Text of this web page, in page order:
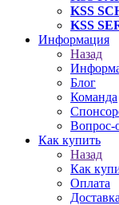
KSS
KSS
Информация
Назад
Блог
Команда
Вопрос-
Как купить
Назад
Как
Оплата
Доставка